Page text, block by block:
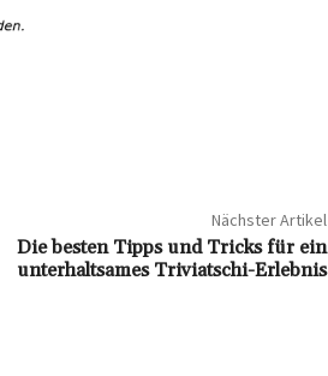
Nächster Artikel
Die besten Tipps und Tricks für ein
unterhaltsames Triviatschi-Erlebnis